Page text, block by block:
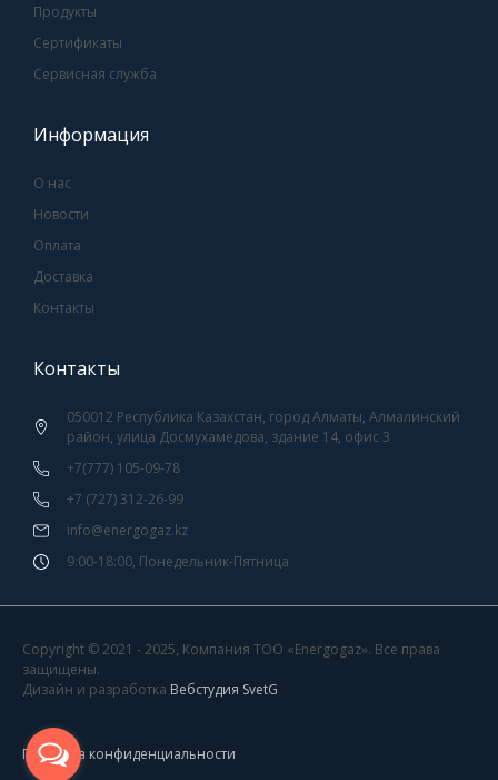
Продукты
Сертификаты
Сервисная служба
Информация
О нас
Новости
Оплата
Доставка
Контакты
Контакты
050012 Республика Казахстан, город Алматы, Алмалинский
район, улица Досмухамедова, здание 14, офис 3
+7(777) 105-09-78
+7 (727) 312-26-99
info@energogaz.kz
9:00-18:00, Понедельник-Пятница
Copyright © 2021 - 2025, Компания ТОО «Energogaz». Все права
защищены.
Дизайн и разработка Вебстудия SvetG
Политика конфиденциальности